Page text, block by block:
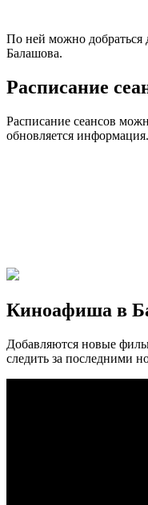
По ней можно добраться
Балашова.
Расписание
Расписание сеансов
обновляется информация.
Киноафиша в
Добавляются новые
следить за последними